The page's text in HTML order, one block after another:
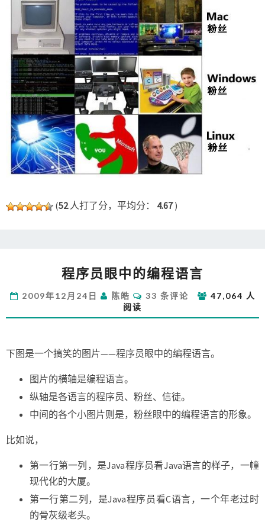
(52人打了分，平均分： 4.67)
序
眼
中
程
程序员眼中的编程语言
2009年12月24日 陈皓
评
论
33 条评论
47,064 人
阅读
下图是一个搞笑的图片——程序员眼中的编程语言。
图片的横轴是编程语言。
纵轴是各语言的程序员、粉丝、信徒。
中间的各个小图片则是，粉丝眼中的编程语言的形象。
比如说，
第一行第一列，是Java程序员看Java语言的样子，一幢
现代化的大厦。
第一行第二列，是Java程序员看C语言，一个年老过时
的骨灰级老头。